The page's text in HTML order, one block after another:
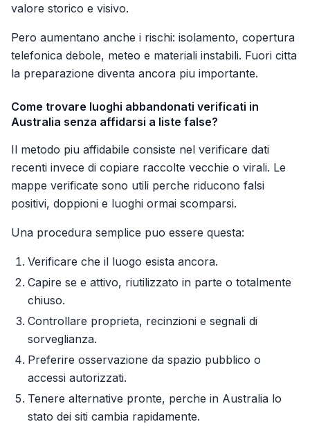
valore storico e visivo.
Pero aumentano anche i rischi: isolamento, copertura
telefonica debole, meteo e materiali instabili. Fuori citta
la preparazione diventa ancora piu importante.
Come trovare luoghi abbandonati verificati in
Australia senza affidarsi a liste false?
Il metodo piu affidabile consiste nel verificare dati
recenti invece di copiare raccolte vecchie o virali. Le
mappe verificate sono utili perche riducono falsi
positivi, doppioni e luoghi ormai scomparsi.
Una procedura semplice puo essere questa:
Verificare che il luogo esista ancora.
Capire se e attivo, riutilizzato in parte o totalmente
chiuso.
Controllare proprieta, recinzioni e segnali di
sorveglianza.
Preferire osservazione da spazio pubblico o
accessi autorizzati.
Tenere alternative pronte, perche in Australia lo
stato dei siti cambia rapidamente.